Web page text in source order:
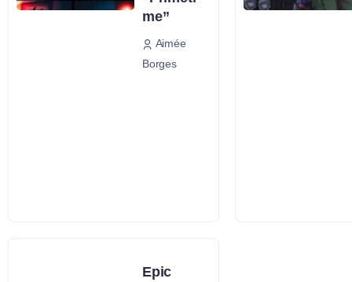
me”
Aimée
Borges
Epic